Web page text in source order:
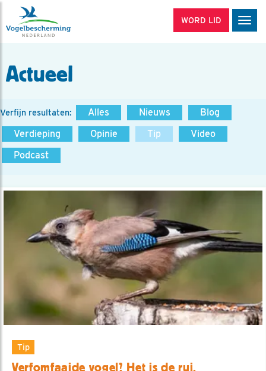
WORD LID
Actueel
Verfijn resultaten: Alles Nieuws
Blog
Verdieping
Opinie Tip
Video
Podcast
Tip
Verfomfaaide vogel? Het is de rui.